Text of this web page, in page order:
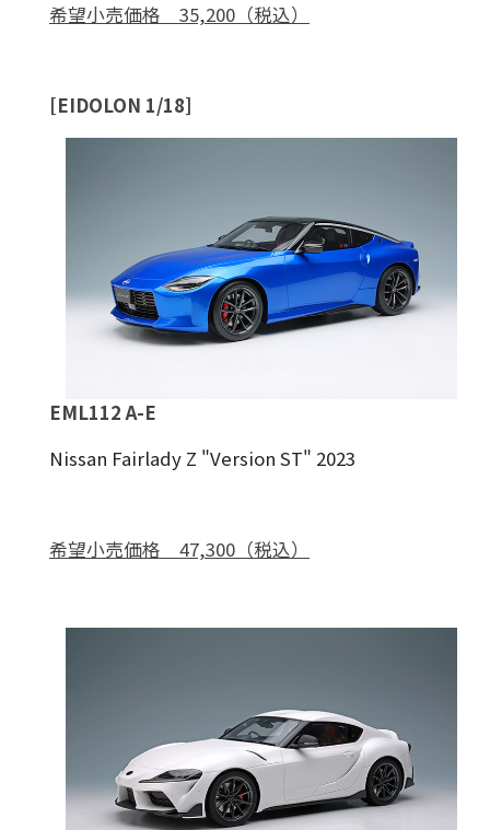
希望小売価格 35,200（税込）
[EIDOLON 1/18]
EML112 A-E
Nissan Fairlady Z "Version ST" 2023
希望小売価格 47,300（税込）